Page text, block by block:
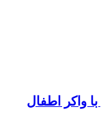
واکر اطفال